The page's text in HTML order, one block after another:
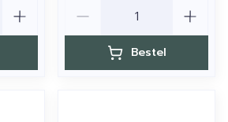
Bestel